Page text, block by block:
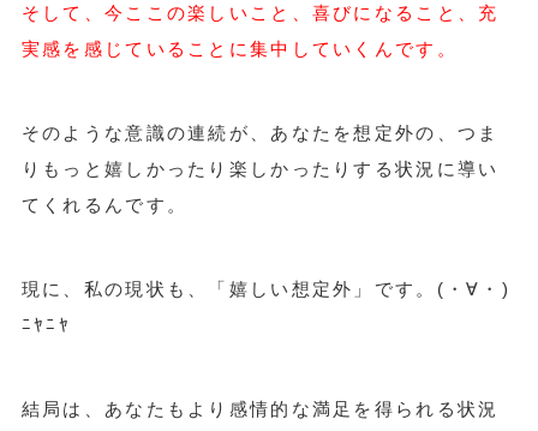
そして、今ここの楽しいこと、喜びになること、充
実感を感じていることに集中していくんです。
そのような意識の連続が、あなたを想定外の、つま
りもっと嬉しかったり楽しかったりする状況に導い
てくれるんです。
現に、私の現状も、「嬉しい想定外」です。(・∀・)
ﾆﾔﾆﾔ
結局は、あなたもより 感情的な満足を得られる状況